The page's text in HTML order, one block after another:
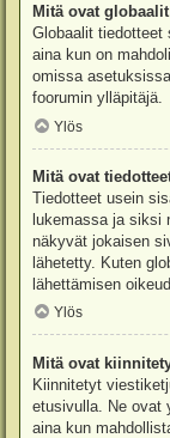
Mitä ovat
Globaalit tiedotteet
aina kun on
omissa
foorumin ylläpitäjä.
Ylös
Mitä ovat
Tiedotteet usein
lukemassa ja siksi
näkyvät jokaisen
lähetetty. Kuten
lähettämisen
Ylös
Mitä ovat
Kiinnitetyt
etusivulla. Ne ovat
aina kun